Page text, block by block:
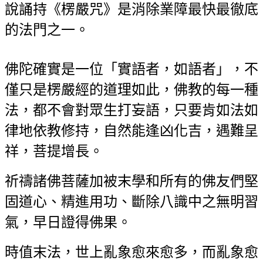
說誦持《楞嚴咒》是消除業障最快最徹底
的法門之一。
佛陀確實是一位「實語者，如語者」，不
僅只是楞嚴經的道理如此，佛教的每一種
法，都不會對眾生打妄語，只要肯如法如
律地依教修持，自然能逢凶化吉，遇難呈
祥，菩提增長。
祈禱諸佛菩薩加被末學和所有的佛友們堅
固道心、精進用功、斷除八識中之無明習
氣，早日證得佛果。
時值末法，世上亂象愈來愈多，而亂象愈